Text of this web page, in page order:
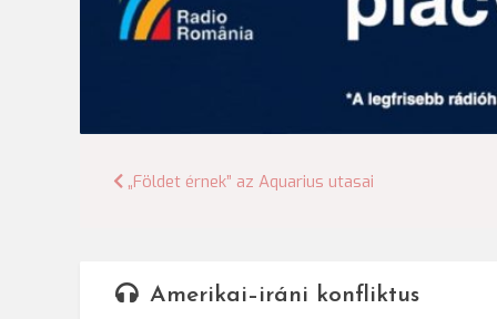
Bejegyzés
„Földet érnek” az Aquarius utasai
Amerikai–iráni konfliktus